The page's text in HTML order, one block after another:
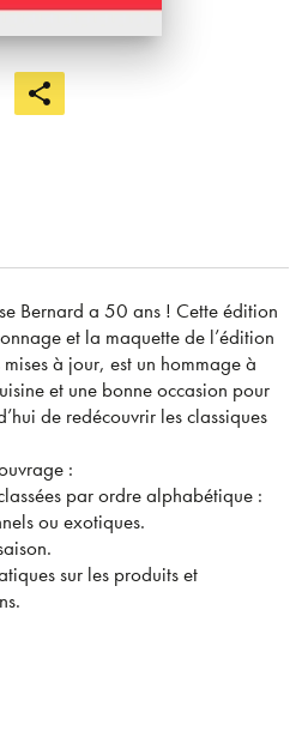
Bernard a 50 ans ! Cette édition
et la maquette de l’édition
à jour, est un hommage à
et une bonne occasion pour
de redécouvrir les classiques
:
par ordre alphabétique :
ou exotiques.
sur les produits et